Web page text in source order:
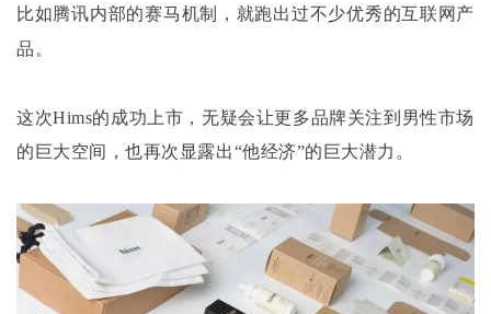
比如腾讯内部的赛马机制，就跑出过不少优秀的互联网产
品。
这次Hims的成功上市，无疑会让更多品牌关注到男性市场
的巨大空间，也再次显露出“他经济”的巨大潜力。